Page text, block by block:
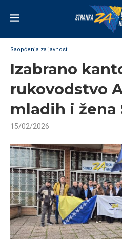
Saopćenja za javnost
Izabrano
rukovodstvo
mladih i žena
15/02/2026